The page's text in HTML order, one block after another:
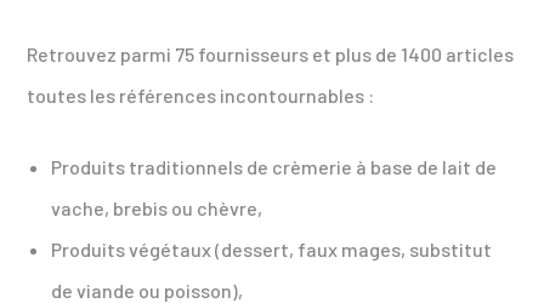
Retrouvez parmi 75 fournisseurs et plus de 1400 articles
toutes les références incontournables :
Produits traditionnels de crèmerie à base de lait de
vache, brebis ou chèvre,
Produits végétaux (dessert, faux mages, substitut
de viande ou poisson),